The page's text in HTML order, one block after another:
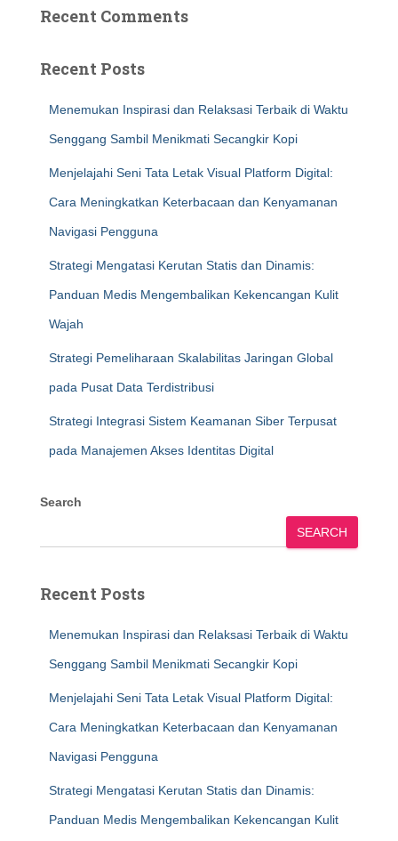
Recent Comments
Recent Posts
Menemukan Inspirasi dan Relaksasi Terbaik di Waktu
Senggang Sambil Menikmati Secangkir Kopi
Menjelajahi Seni Tata Letak Visual Platform Digital:
Cara Meningkatkan Keterbacaan dan Kenyamanan
Navigasi Pengguna
Strategi Mengatasi Kerutan Statis dan Dinamis:
Panduan Medis Mengembalikan Kekencangan Kulit
Wajah
Strategi Pemeliharaan Skalabilitas Jaringan Global
pada Pusat Data Terdistribusi
Strategi Integrasi Sistem Keamanan Siber Terpusat
pada Manajemen Akses Identitas Digital
Search
SEARCH
Recent Posts
Menemukan Inspirasi dan Relaksasi Terbaik di Waktu
Senggang Sambil Menikmati Secangkir Kopi
Menjelajahi Seni Tata Letak Visual Platform Digital:
Cara Meningkatkan Keterbacaan dan Kenyamanan
Navigasi Pengguna
Strategi Mengatasi Kerutan Statis dan Dinamis:
Panduan Medis Mengembalikan Kekencangan Kulit